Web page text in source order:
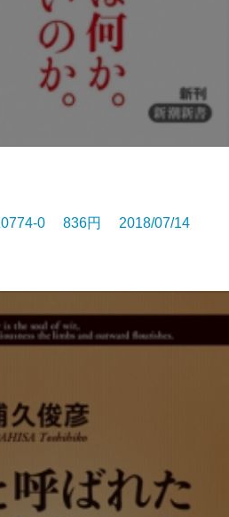
0 836円 2018/07/14